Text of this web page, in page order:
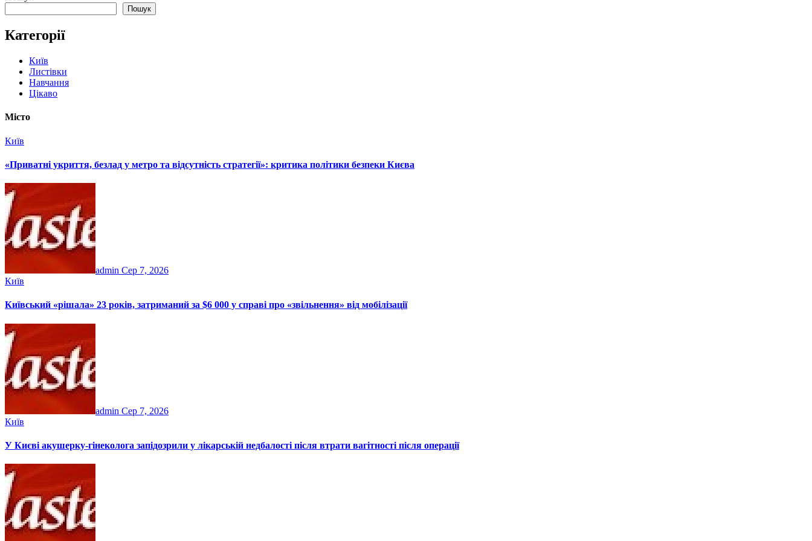
Пошук
Категорії
Київ
Листівки
Навчання
Цікаво
Місто
Київ
«Приватні укриття, безлад у метро та відсутність стратегії»: критика політики безпеки Києва
admin Сер 7, 2026
Київ
Київський «рішала» 23 років, затриманий за $6 000 у справі про «звільнення» від мобілізації
admin Сер 7, 2026
Київ
У Києві акушерку-гінеколога запідозрили у лікарській недбалості після втрати вагітності після операції